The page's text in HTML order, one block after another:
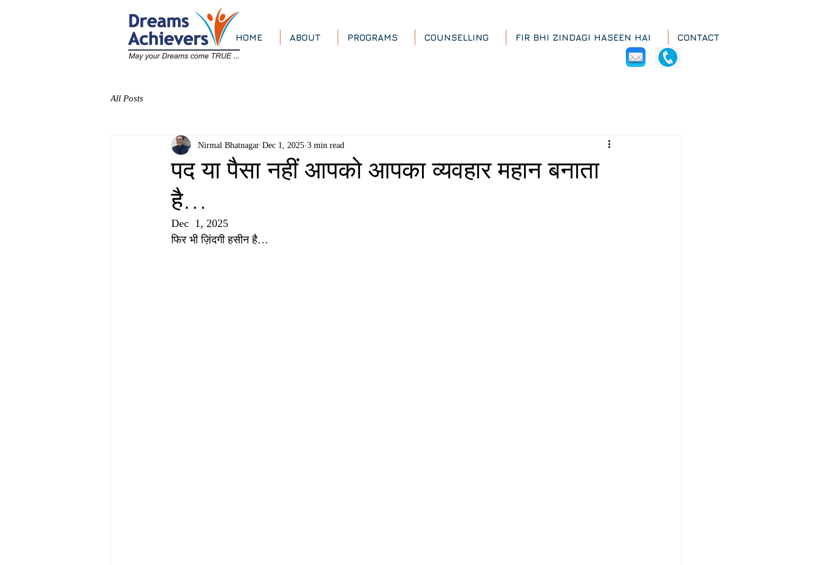
HOME ABOUT PROGRAMS COUNSELLING FIR BHI ZINDAGI HASEEN HAI CONTACT
All Posts
पद या पैसा नहीं आपको आपका व्यवहार महान बनाता
है…
Nirmal Bhatnagar Dec 1, 2025 3 min read
Dec  1, 2025
फिर भी ज़िंदगी हसीन है…